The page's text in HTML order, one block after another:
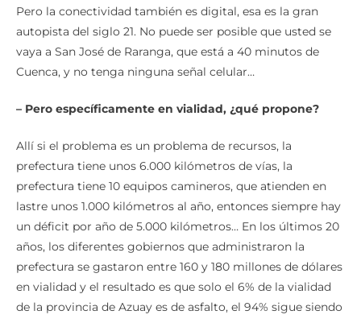
Pero la conectividad también es digital, esa es la gran
autopista del siglo 21. No puede ser posible que usted se
vaya a San José de Raranga, que está a 40 minutos de
Cuenca, y no tenga ninguna señal celular…
– Pero específicamente en vialidad, ¿qué propone?
Allí si el problema es un problema de recursos, la
prefectura tiene unos 6.000 kilómetros de vías, la
prefectura tiene 10 equipos camineros, que atienden en
lastre unos 1.000 kilómetros al año, entonces siempre hay
un déficit por año de 5.000 kilómetros… En los últimos 20
años, los diferentes gobiernos que administraron la
prefectura se gastaron entre 160 y 180 millones de dólares
en vialidad y el resultado es que solo el 6% de la vialidad
de la provincia de Azuay es de asfalto, el 94% sigue siendo